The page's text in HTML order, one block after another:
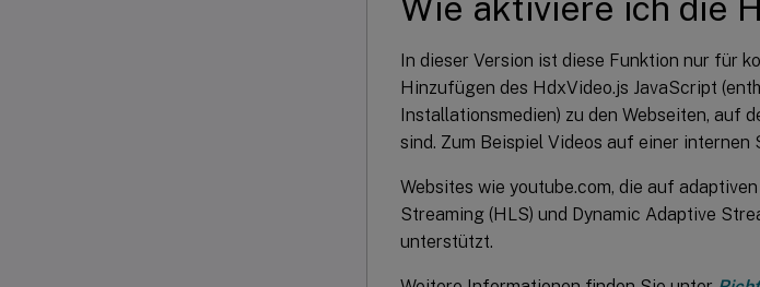
In dieser Version ist diese Funktion nur für
Hinzufügen des HdxVideo.js JavaScript
Installationsmedien) zu den Webseiten, auf
sind. Zum Beispiel Videos auf einer internen
Websites wie youtube.com, die auf
Streaming (HLS) und Dynamic Adaptive
unterstützt.